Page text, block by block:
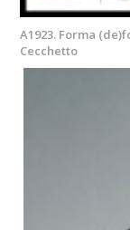
A1923. Forma
Cecchetto